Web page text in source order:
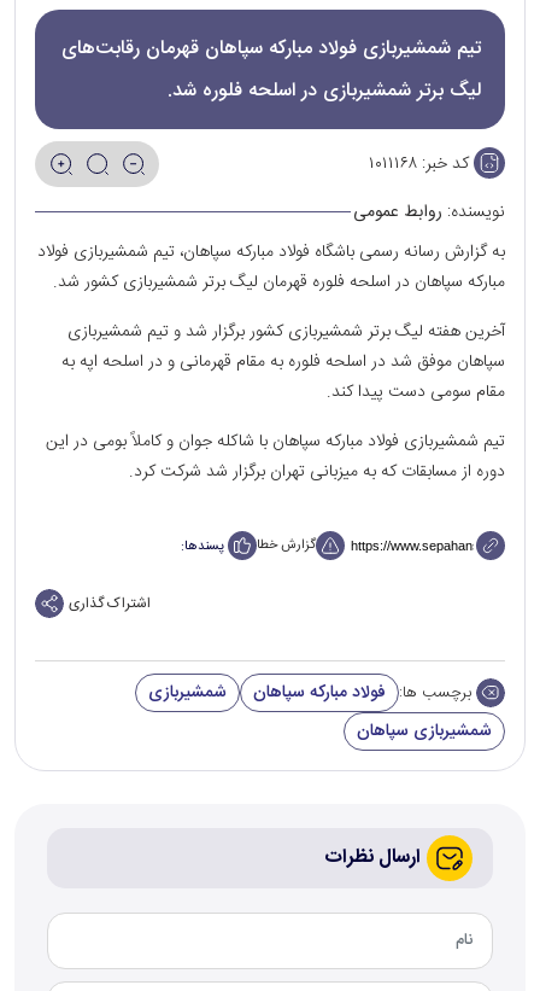
تیم شمشیربازی فولاد مبارکه سپاهان قهرمان رقابت‌های
لیگ برتر شمشیربازی در اسلحه فلوره شد.
کد خبر: ۱۰۱۱۱۶۸
نویسنده: روابط عمومی
به گزارش رسانه رسمی باشگاه فولاد مبارکه سپاهان، تیم شمشیر‌بازی فولاد
مبارکه سپاهان در اسلحه فلوره قهرمان لیگ برتر شمشیربازی کشور شد.
آخرین هفته لیگ برتر شمشیر‌بازی کشور برگزار شد و تیم شمشیر‌بازی
سپاهان موفق شد در اسلحه فلوره به مقام قهرمانی و در اسلحه اپه به
مقام سومی دست پیدا کند.
تیم شمشیر‌بازی فولاد مبارکه سپاهان با شاکله جوان و کاملاً بومی در این
دوره از مسابقات که به میزبانی تهران برگزار شد شرکت کرد.
گزارش خطا پسندها:
اشتراک گذاری
برچسب ها: فولاد مبارکه سپاهان
شمشیربازی
شمشیربازی سپاهان
ارسال نظرات